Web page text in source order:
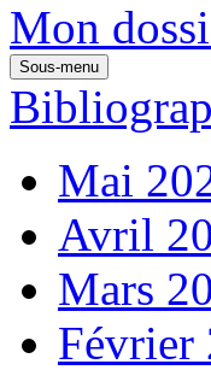
Mon
Sous-menu
Mai
Avril
Mars
Février